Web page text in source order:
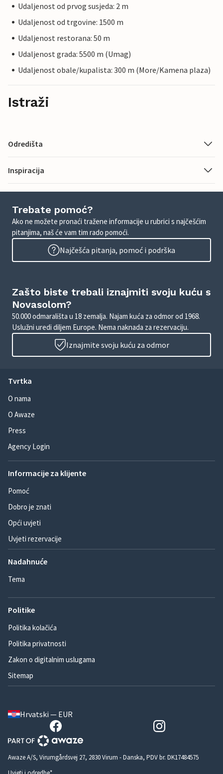
Udaljenost od prvog susjeda: 2 m
Udaljenost od trgovine: 1500 m
Udaljenost restorana: 50 m
Udaljenost grada: 5500 m (Umag)
Udaljenost obale/kupalista: 300 m (More/Kamena plaza)
Istraži
Odredišta
Inspiracija
Trebate pomoć?
Ako ne možete pronaći tražene informacije u rubrici s najčešćim
pitanjima, naš će vam tim rado pomoći.
Najčešća pitanja, pomoć i podrška
Zašto biste trebali iznajmiti svoju kuću s
Novasolom?
50.000 odmarališta u 18 zemalja. Najam kuća za odmor od 1968.
Uslužni uredi diljem Europe. Nema naknada za rezervaciju.
Iznajmite svoju kuću za odmor
Tvrtka
O nama
O Awaze
Press
Agency Login
Informacije za klijente
Pomoć
Dobro je znati
Opći uvjeti
Uvjeti rezervacije
Nadahnuće
Tema
Politike
Politika kolačića
Politika privatnosti
Zakon o digitalnim uslugama
Sitemap
Hrvatski — EUR
Awaze A/S, Virumgårdsvej 27, 2830 Virum - Danska, PDV br. DK17484575